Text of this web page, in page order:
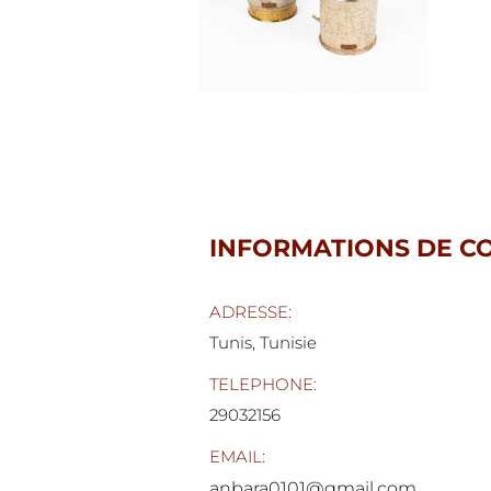
INFORMATIONS DE
ADRESSE:
Tunis, Tunisie
TELEPHONE:
29032156
EMAIL: